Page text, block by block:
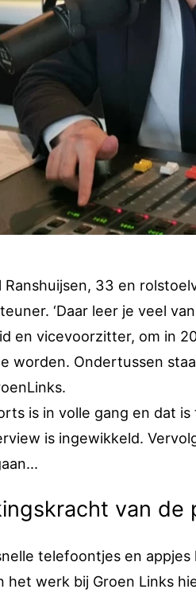
Ranshuijsen, 33 en
‘Daar leer je veel
en vicevoorzitter, om in
worden. Ondertussen
is in volle gang en dat
is ingewikkeld.
van de
telefoontjes en
het werk bij Groen Links